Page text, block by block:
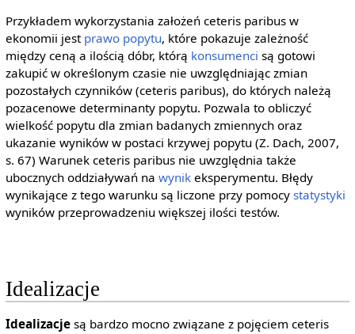
Przykładem wykorzystania założeń ceteris paribus w
ekonomii jest prawo popytu, które pokazuje zależność
między ceną a ilością dóbr, którą konsumenci są gotowi
zakupić w określonym czasie nie uwzględniając zmian
pozostałych czynników (ceteris paribus), do których należą
pozacenowe determinanty popytu. Pozwala to obliczyć
wielkość popytu dla zmian badanych zmiennych oraz
ukazanie wyników w postaci krzywej popytu (Z. Dach, 2007,
s. 67) Warunek ceteris paribus nie uwzględnia także
ubocznych oddziaływań na wynikeksperymentu. Błędy
wynikające z tego warunku są liczone przy pomocy statystyki
wyników przeprowadzeniu większej ilości testów.
Idealizacje
Idealizacjesą bardzo mocno związane z pojęciem ceteris